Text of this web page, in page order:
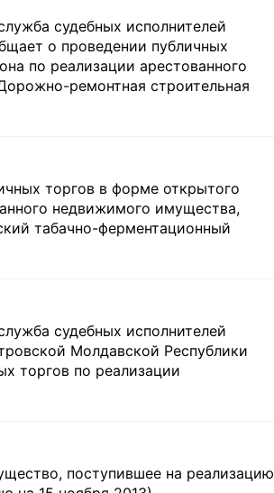
судебных исполнителей
о проведении публичных
по реализации арестованного
ремонтная строительная
торгов в форме открытого
недвижимого имущества,
табачно-ферментационный
судебных исполнителей
Молдавской Республики
торгов по реализации
поступившее на реализацию